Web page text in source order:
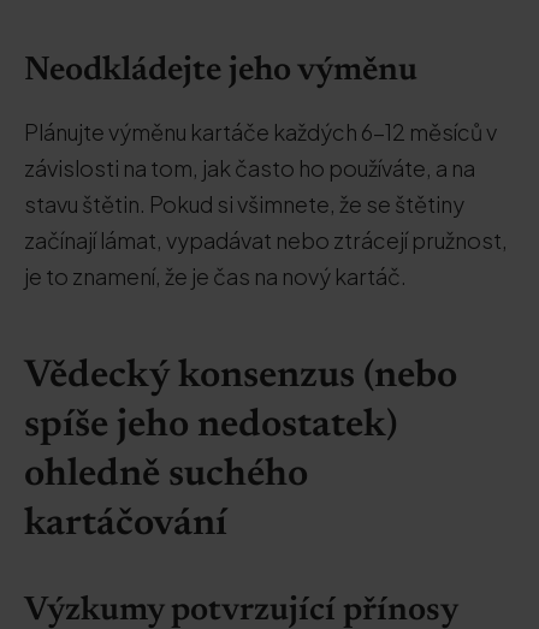
Neodkládejte jeho výměnu
Plánujte výměnu kartáče každých 6-12 měsíců v
závislosti na tom, jak často ho používáte, a na
stavu štětin. Pokud si všimnete, že se štětiny
začínají lámat, vypadávat nebo ztrácejí pružnost,
je to znamení, že je čas na nový kartáč.
Vědecký konsenzus (nebo
spíše jeho nedostatek)
ohledně suchého
kartáčování
Výzkumy potvrzující přínosy